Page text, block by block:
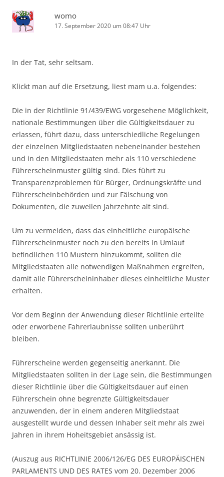
womo
17. September 2020 um 08:47 Uhr
In der Tat, sehr seltsam.
Klickt man auf die Ersetzung, liest mam u.a. folgendes:
Die in der Richtlinie 91/439/EWG vorgesehene Möglichkeit,
nationale Bestimmungen über die Gültigkeitsdauer zu
erlassen, führt dazu, dass unterschiedliche Regelungen
der einzelnen Mitgliedstaaten nebeneinander bestehen
und in den Mitgliedstaaten mehr als 110 verschiedene
Führerscheinmuster gültig sind. Dies führt zu
Transparenzproblemen für Bürger, Ordnungskräfte und
Führerscheinbehörden und zur Fälschung von
Dokumenten, die zuweilen Jahrzehnte alt sind.
Um zu vermeiden, dass das einheitliche europäische
Führerscheinmuster noch zu den bereits in Umlauf
befindlichen 110 Mustern hinzukommt, sollten die
Mitgliedstaaten alle notwendigen Maßnahmen ergreifen,
damit alle Führerscheininhaber dieses einheitliche Muster
erhalten.
Vor dem Beginn der Anwendung dieser Richtlinie erteilte
oder erworbene Fahrerlaubnisse sollten unberührt
bleiben.
Führerscheine werden gegenseitig anerkannt. Die
Mitgliedstaaten sollten in der Lage sein, die Bestimmungen
dieser Richtlinie über die Gültigkeitsdauer auf einen
Führerschein ohne begrenzte Gültigkeitsdauer
anzuwenden, der in einem anderen Mitgliedstaat
ausgestellt wurde und dessen Inhaber seit mehr als zwei
Jahren in ihrem Hoheitsgebiet ansässig ist.
(Auszug aus RICHTLINIE 2006/126/EG DES EUROPÄISCHEN
PARLAMENTS UND DES RATES vom 20. Dezember 2006